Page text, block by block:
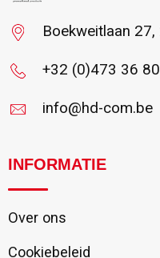
Boekweitlaan
+32 (0)473 36
info@hd-com.be
INFORMATIE
Over ons
Cookiebeleid